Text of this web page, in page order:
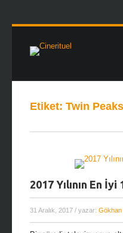
Etiket: Twin
2017 Yılının En
31 Aralık, 2017 / yazar: Gökhan